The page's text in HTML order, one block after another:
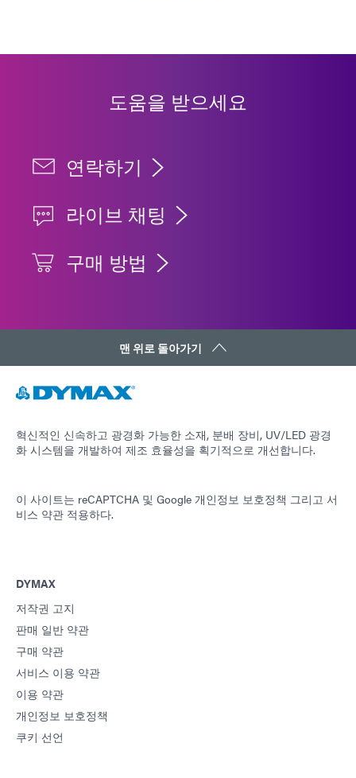
도움을 받으세요
연락하기
라이브 채팅
구매 방법
맨 위로 돌아가기
혁신적인 신속하고 광경화 가능한 소재, 분배 장비, UV/LED 광경
화 시스템을 개발하여 제조 효율성을 획기적으로 개선합니다.
이 사이트는 reCAPTCHA 및 Google 개인정보 보호정책 그리고 서
비스 약관 적용하다.
DYMAX
저작권 고지
판매 일반 약관
구매 약관
서비스 이용 약관
이용 약관
개인정보 보호정책
쿠키 선언